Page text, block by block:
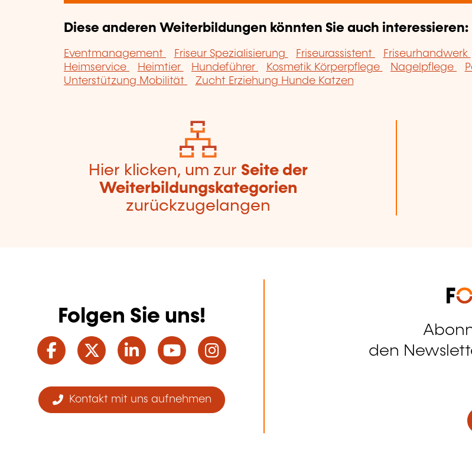
Diese anderen Weiterbildungen könnten Sie auch interessieren:
Eventmanagement Friseur Spezialisierung Friseurassistent Friseurhandwerk
Heimservice
Heimtier Hundeführer Kosmetik Körperpflege Nagelpflege
Unterstützung Mobilität
Zucht Erziehung Hunde Katzen
Hier klicken, um zur Seite der
Weiterbildungskategorien
zurückzugelangen
Folgen Sie uns!
Facebook
TwitterLinkedInYouTube
Kontakt mit uns aufnehmen
den